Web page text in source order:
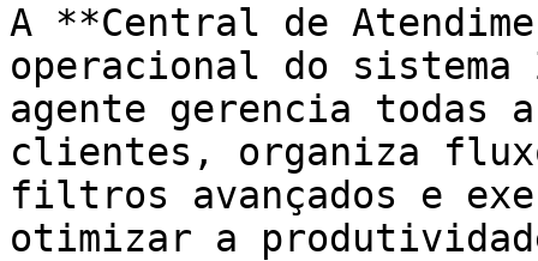
A **Central de
operacional do sistema
agente gerencia todas
clientes, organiza
filtros avançados e
otimizar a